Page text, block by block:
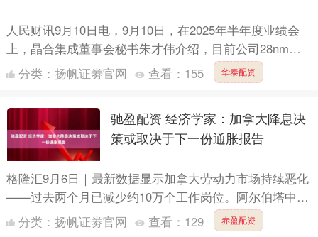
人民财讯9月10日电，9月10日，在2025年半年度业绩会
上，晶合集成董事会秘书朱才伟介绍，目前公司28nm
OLED显示驱动芯片研发进展顺利，预计2025年年....
分类： 扬帆证劵官网 查看： 155 华泰配资
驰盈配资 经济学家：加拿大降息决
策或取决于下一份通胀报告
格隆汇9月6日｜最新数据显示加拿大劳动力市场持续恶化
——过去两个月已减少约10万个工作岗位。阿尔伯塔中央
银行经济学家Charles St-Arnaud指出，尽管....
分类： 扬帆证劵官网 查看： 129 赤盈配资